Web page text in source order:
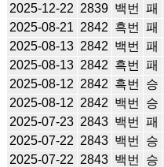
2025-12-22 2839 백번 패
2025-08-21 2842 흑번 패
2025-08-13 2842 백번 패
2025-08-13 2842 흑번 패
2025-08-12 2842 흑번 승
2025-08-12 2842 백번 승
2025-07-23 2843 백번 패
2025-07-22 2843 백번 승
2025-07-22 2843 백번 승